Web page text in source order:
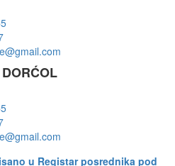
u Registar posrednika pod